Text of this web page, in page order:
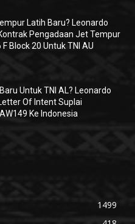
Latih Baru? Leonardo
Pengadaan Jet Tempur
Block 20 Untuk TNI AU
Untuk TNI AL? Leonardo
Of Intent Suplai
Ke Indonesia
1499